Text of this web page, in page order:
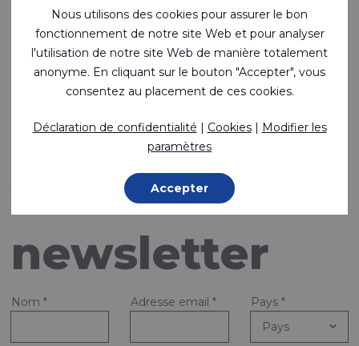
Restez au
courant et
abonnez-
vous à la
newsletter
Nom * Adresse email * Pays*
Nous utilisons des cookies pour assurer le bon
fonctionnement de notre site Web et pour analyser
l'utilisation de notre site Web de manière totalement
anonyme. En cliquant sur le bouton "Accepter", vous
consentez au placement de ces cookies.
Déclaration de confidentialité | Cookies| Modifier les
paramètres
Accepter